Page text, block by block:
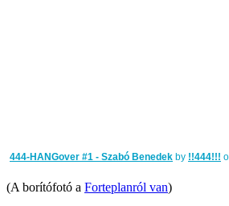
444-HANGover #1 - Szabó Benedek by !!444!!!
(A borítófotó a Forteplanról van)